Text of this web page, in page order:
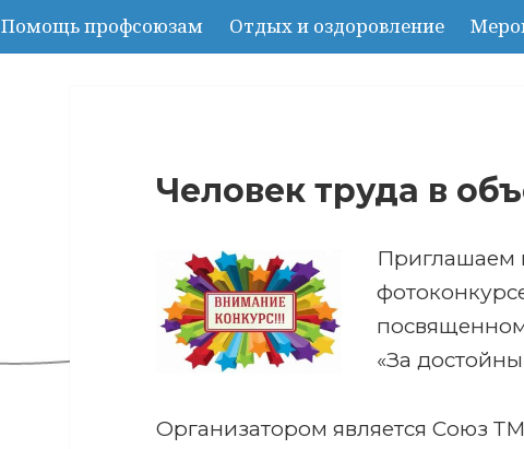
Помощь профсоюзам Отдых и оздоровление
Человек труда в
Приглашаем
«За
Организатором является Союз